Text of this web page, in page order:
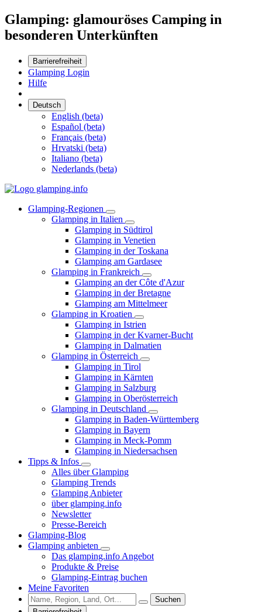
Glamping: glamouröses Camping in
besonderen Unterkünften
Barrierefreiheit
Glamping Login
Hilfe
Deutsch
English (beta)
Español (beta)
Français (beta)
Hrvatski (beta)
Italiano (beta)
Nederlands (beta)
Glamping-Regionen
Glamping in Italien
Glamping in Südtirol
Glamping in Venetien
Glamping in der Toskana
Glamping am Gardasee
Glamping in Frankreich
Glamping an der Côte d'Azur
Glamping in der Bretagne
Glamping am Mittelmeer
Glamping in Kroatien
Glamping in Istrien
Glamping in der Kvarner-Bucht
Glamping in Dalmatien
Glamping in Österreich
Glamping in Tirol
Glamping in Kärnten
Glamping in Salzburg
Glamping in Oberösterreich
Glamping in Deutschland
Glamping in Baden-Württemberg
Glamping in Bayern
Glamping in Meck-Pomm
Glamping in Niedersachsen
Tipps & Infos
Alles über Glamping
Glamping Trends
Glamping Anbieter
über glamping.info
Newsletter
Presse-Bereich
Glamping-Blog
Glamping anbieten
Das glamping.info Angebot
Produkte & Preise
Glamping-Eintrag buchen
Meine Favoriten
Suchen